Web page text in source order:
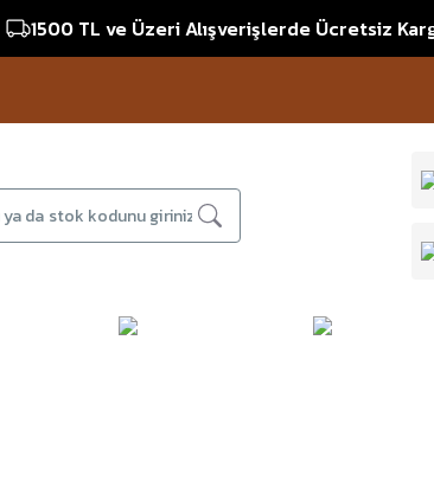
1500 TL ve Üzeri Alışverişlerde Ücretsiz